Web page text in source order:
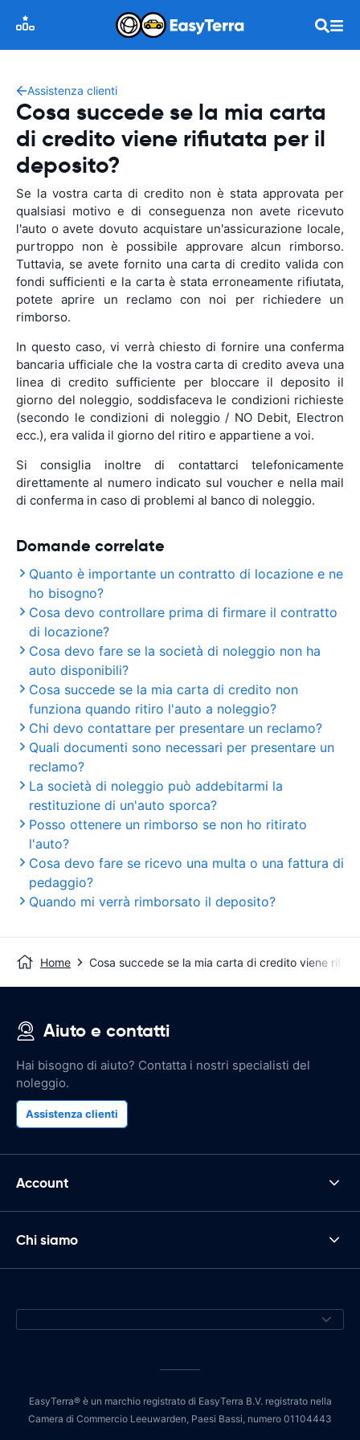
Assistenza clienti
Cosa succede se la mia carta
di credito viene rifiutata per il
deposito?
Se la vostra carta di credito non è stata approvata per
qualsiasi motivo e di conseguenza non avete ricevuto
l'auto o avete dovuto acquistare un'assicurazione locale,
purtroppo non è possibile approvare alcun rimborso.
Tuttavia, se avete fornito una carta di credito valida con
fondi sufficienti e la carta è stata erroneamente rifiutata,
potete aprire un reclamo con noi per richiedere un
rimborso.
In questo caso, vi verrà chiesto di fornire una conferma
bancaria ufficiale che la vostra carta di credito aveva una
linea di credito sufficiente per bloccare il deposito il
giorno del noleggio, soddisfaceva le condizioni richieste
(secondo le condizioni di noleggio / NO Debit, Electron
ecc.), era valida il giorno del ritiro e appartiene a voi.
Si consiglia inoltre di contattarci telefonicamente
direttamente al numero indicato sul voucher e nella mail
di conferma in caso di problemi al banco di noleggio.
Domande correlate
Quanto è importante un contratto di locazione e ne
ho bisogno?
Cosa devo controllare prima di firmare il contratto
di locazione?
Cosa devo fare se la società di noleggio non ha
auto disponibili?
Cosa succede se la mia carta di credito non
funziona quando ritiro l'auto a noleggio?
Chi devo contattare per presentare un reclamo?
Quali documenti sono necessari per presentare un
reclamo?
La società di noleggio può addebitarmi la
restituzione di un'auto sporca?
Posso ottenere un rimborso se non ho ritirato
l'auto?
Cosa devo fare se ricevo una multa o una fattura di
pedaggio?
Quando mi verrà rimborsato il deposito?
Home Cosa succede se la mia carta di credito viene
Aiuto e contatti
Hai bisogno di aiuto? Contatta i nostri specialisti del
noleggio.
Assistenza clienti
Account
Chi siamo
EasyTerra® è un marchio registrato di EasyTerra B.V. registrato nella
Camera di Commercio Leeuwarden, Paesi Bassi, numero 01104443